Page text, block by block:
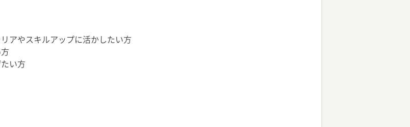
アやスキルアップに活かしたい方
い方